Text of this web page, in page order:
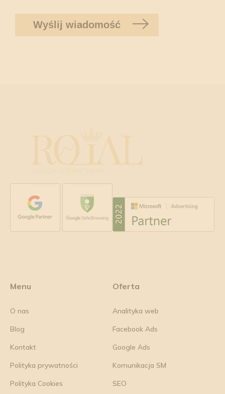
Menu
O nas
Blog
Kontakt
Polityka prywatności
Polityka Cookies
Oferta
Analityka web
Facebook Ads
Google Ads
Komunikacja SM
SEO